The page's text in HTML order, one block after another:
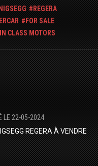
REGERA
FOR SALE
CLASS MOTORS
LE 22-05-2024
REGERA À VENDRE